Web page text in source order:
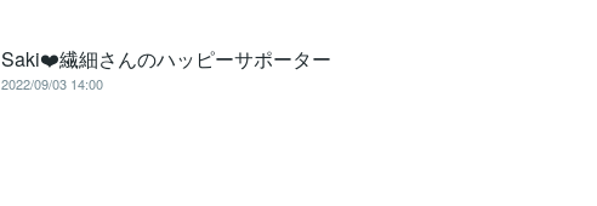
Saki❤️繊細さんのハッピーサポーター
2022/09/03 14:00